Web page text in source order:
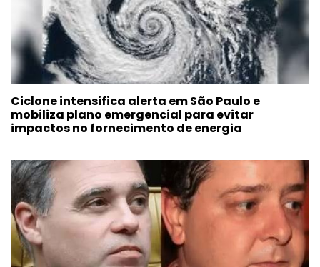
Ciclone intensifica alerta em São Paulo e
mobiliza plano emergencial para evitar
impactos no fornecimento de energia